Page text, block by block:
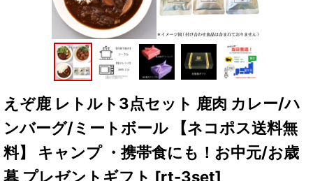
えぞ鹿 レトルト3点セット 鹿肉 カレー/ハ
ンバーグ/ミートボール 【ネコポス送料無
料】 キャンプ ・携帯食にも！お中元/お歳
暮 プレゼントギフト [rt-3set]